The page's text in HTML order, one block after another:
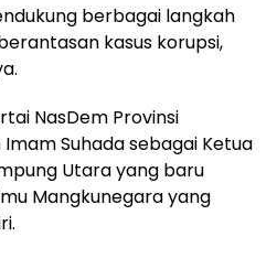
berbagai langkah
kasus korupsi,
NasDem Provinsi
Suhada sebagai Ketua
Utara yang baru
Mangkunegara yang